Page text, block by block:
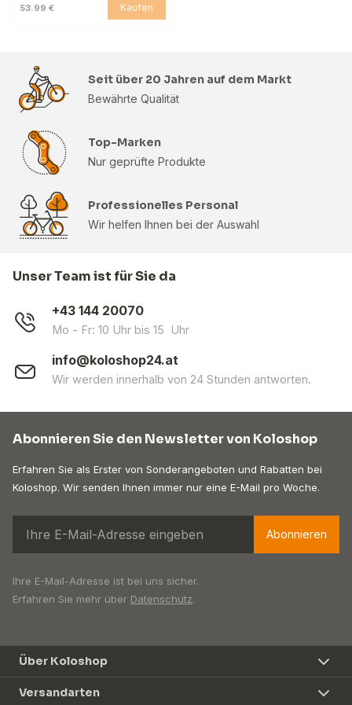
53.99 € Kaufen
Seit über 20 Jahren auf dem Markt
Bewährte Qualität
Top-Marken
Nur geprüfte Produkte
Professionelles Personal
Wir helfen Ihnen bei der Auswahl
Unser Team ist für Sie da
+43 144 20070
Mo - Fr: 10 Uhr bis 15 Uhr
info@koloshop24.at
Wir werden innerhalb von 24 Stunden antworten.
Abonnieren Sie den Newsletter von Koloshop
Erfahren Sie als Erster von Sonderangeboten und Rabatten bei
Koloshop. Wir senden Ihnen immer nur eine E-Mail pro Woche.
Abonnieren
Ihre E-Mail-Adresse ist bei uns sicher.
Erfahren Sie mehr über Datenschutz.
Über Koloshop
Versandarten